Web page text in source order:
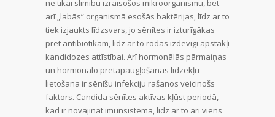
ne tikai slimību izraisošos mikroorganismu, bet
arī „labās” organismā esošās baktērijas, līdz ar to
tiek izjaukts līdzsvars, jo sēnītes ir izturīgākas
pret antibiotikām, līdz ar to rodas izdevīgi apstākļi
kandidozes attīstībai. Arī hormonālās pārmaiņas
un hormonālo pretapaugļošanās līdzekļu
lietošana ir sēnīšu infekciju rašanos veicinošs
faktors. Candida sēnītes aktīvas kļūst periodā,
kad ir novājināt imūnsistēma, līdz ar to arī viens